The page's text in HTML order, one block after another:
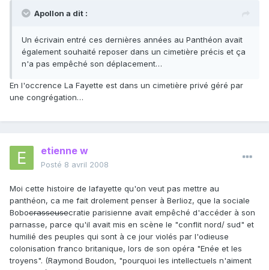
Apollon a dit :
Un écrivain entré ces dernières années au Panthéon avait
également souhaité reposer dans un cimetière précis et ça
n'a pas empêché son déplacement…
En l'occrence La Fayette est dans un cimetière privé géré par
une congrégation…
etienne w
Posté 8 avril 2008
Moi cette histoire de lafayette qu'on veut pas mettre au
panthéon, ca me fait drolement penser à Berlioz, que la sociale
Bobocrasseusecratie parisienne avait empêché d'accéder à son
parnasse, parce qu'il avait mis en scène le "conflit nord/ sud" et
humilié des peuples qui sont à ce jour violés par l'odieuse
colonisation franco britanique, lors de son opéra "Enée et les
troyens". (Raymond Boudon, "pourquoi les intellectuels n'aiment